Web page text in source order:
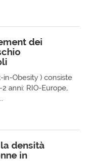
dei
in-Obesity ) consiste
anni: RIO-Europe,
densità
in